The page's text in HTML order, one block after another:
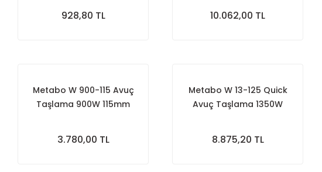
928,80 TL 10.062,00 TL
Metabo W 900-115 Avuç
Taşlama 900W 115mm
3.780,00 TL
Metabo W 13-125 Quick
Avuç Taşlama 1350W
8.875,20 TL